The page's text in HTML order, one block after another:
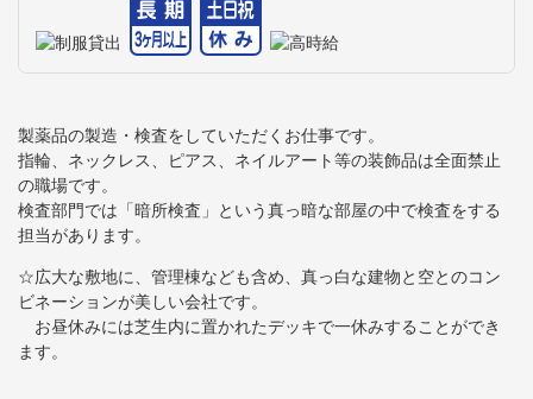
製薬品の製造・検査をしていただくお仕事です。
指輪、ネックレス、ピアス、ネイルアート等の装飾品は全面禁止
の職場です。
検査部門では「暗所検査」という真っ暗な部屋の中で検査をする
担当があります。
☆広大な敷地に、管理棟なども含め、真っ白な建物と空とのコン
ビネーションが美しい会社です。
お昼休みには芝生内に置かれたデッキで一休みすることができ
ます。